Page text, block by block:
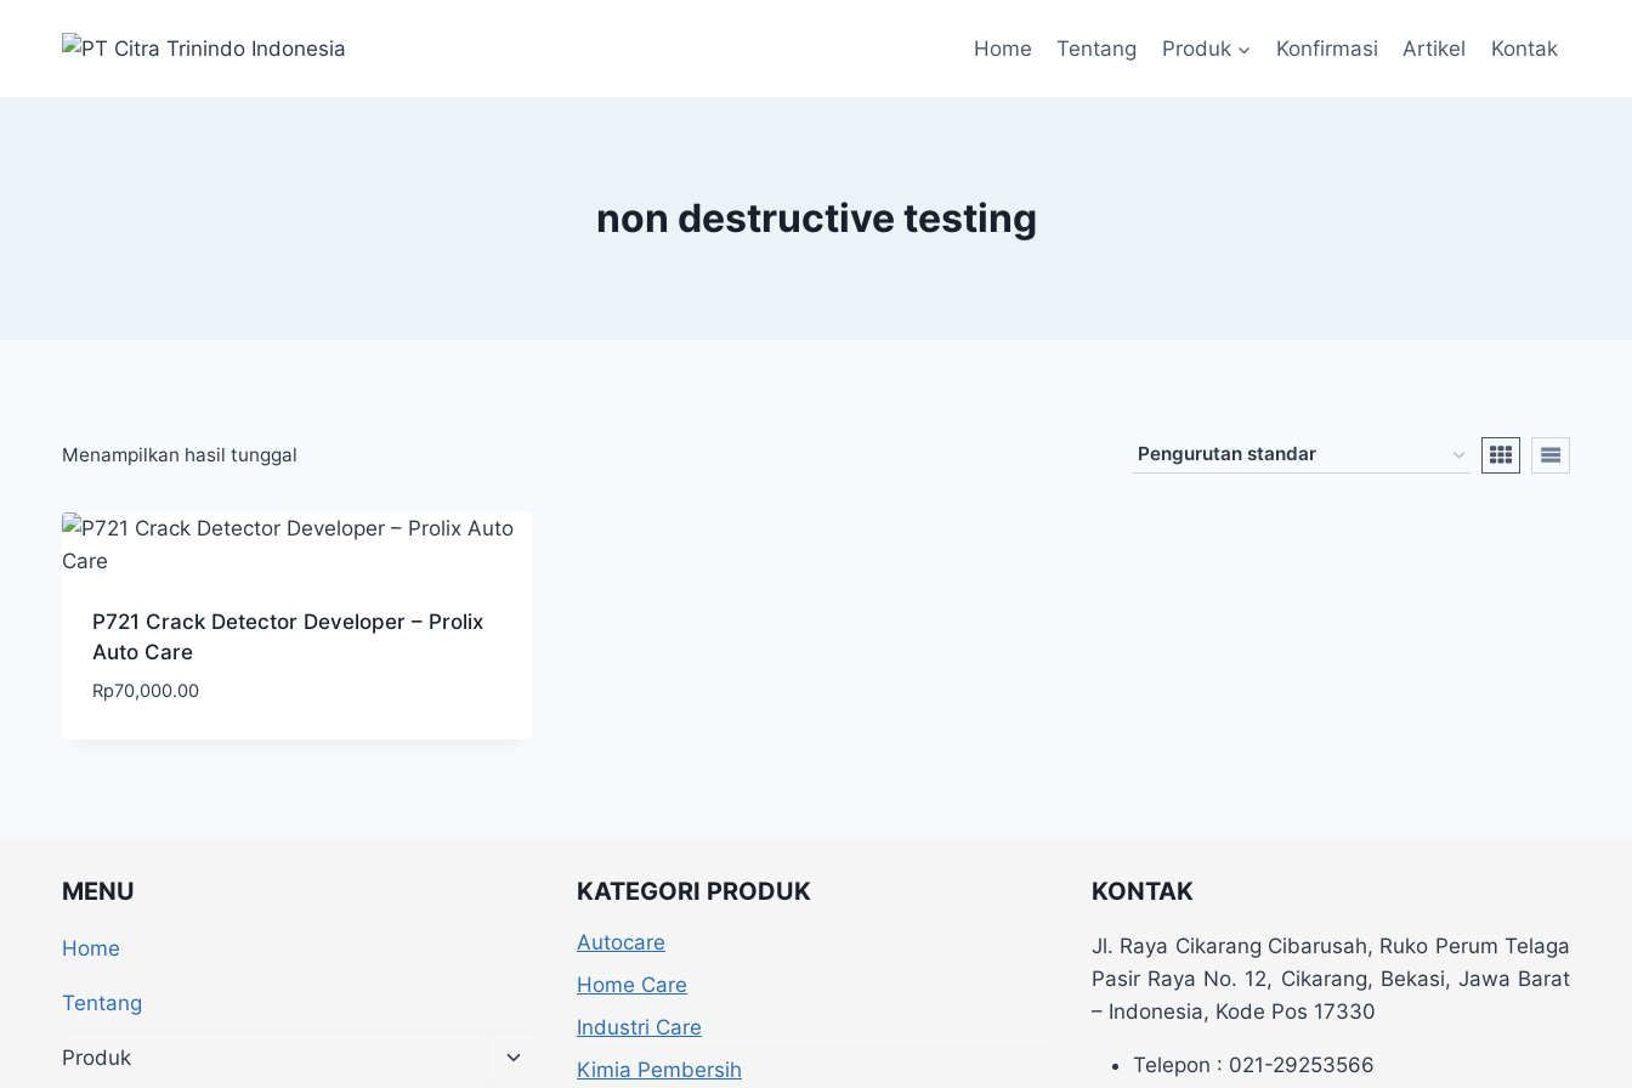
Home Tentang Produk Konfirmasi Artikel Kontak
non destructive testing
Menampilkan hasil tunggal
P721 Crack Detector Developer – Prolix
Auto Care
Rp70,000.00
MENU
Home
Tentang
Produk
KATEGORI PRODUK
Autocare
Home Care
Industri Care
Kimia Pembersih
KONTAK
Jl. Raya Cikarang Cibarusah, Ruko Perum Telaga
Pasir Raya No. 12, Cikarang, Bekasi, Jawa Barat
– Indonesia, Kode Pos 17330
Telepon : 021-29253566